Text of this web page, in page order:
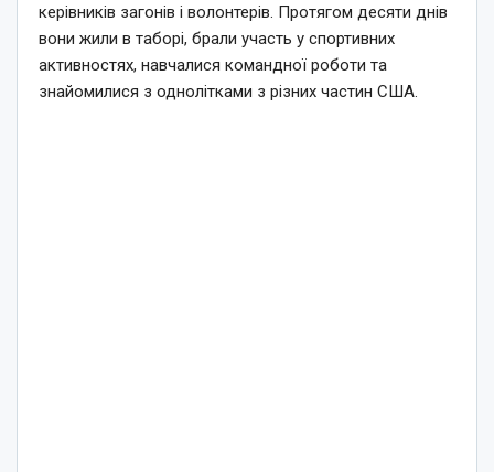
керівників загонів і волонтерів. Протягом десяти днів
вони жили в таборі, брали участь у спортивних
активностях, навчалися командної роботи та
знайомилися з однолітками з різних частин США.